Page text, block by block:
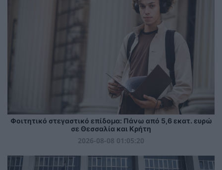
Φοιτητικό στεγαστικό επίδομα: Πάνω από 5,6 εκατ. ευρώ
σε Θεσσαλία και Κρήτη
2026-08-08 01:05:20